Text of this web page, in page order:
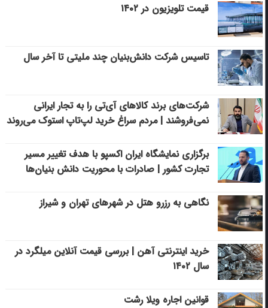
قیمت تلویزیون در ۱۴۰۲
تاسیس شرکت دانش‌بنیان چند ملیتی تا آخر سال
شرکت‌های برند کالاهای آی‌تی را به تجار ایرانی
نمی‌فروشند | مردم سراغ خرید لپ‌تاپ استوک می‌روند
برگزاری نمایشگاه ایران اکسپو با هدف تغییر مسیر
تجارت کشور | صادرات با محوریت دانش بنیان‌ها
نگاهی به رزرو هتل در شهرهای تهران و شیراز
خرید اینترنتی آهن | بررسی قیمت آنلاین میلگرد در
سال ۱۴۰۲
قوانین اجاره ویلا رشت